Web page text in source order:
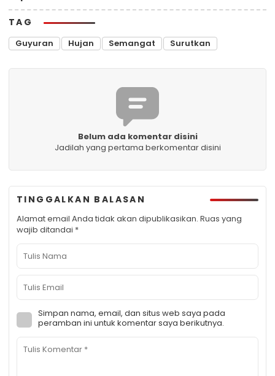
TAG
Guyuran Hujan Semangat Surutkan
Belum ada komentar disini
Jadilah yang pertama berkomentar disini
TINGGALKAN BALASAN
Alamat email Anda tidak akan dipublikasikan. Ruas yang
wajib ditandai *
Simpan nama, email, dan situs web saya pada
peramban ini untuk komentar saya berikutnya.